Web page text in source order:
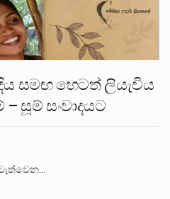
සමඟ හෙටත් ලියැවිය
සූම් සංවාදයට